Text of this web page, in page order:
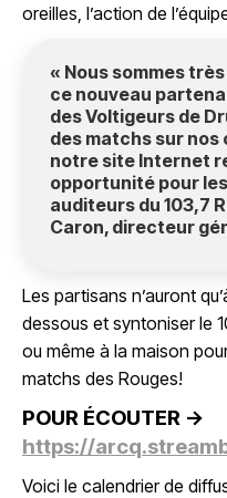
oreilles, l’action de
« Nous sommes
ce nouveau
des Voltigeurs de
des matchs sur nos
notre site Internet
opportunité pour
auditeurs du 103,7
Caron, directeur
Les partisans n’auront
dessous et syntoniser le
ou même à la maison
matchs des Rouges!
POUR ÉCOUTER ->
https://
Voici le calendrier de